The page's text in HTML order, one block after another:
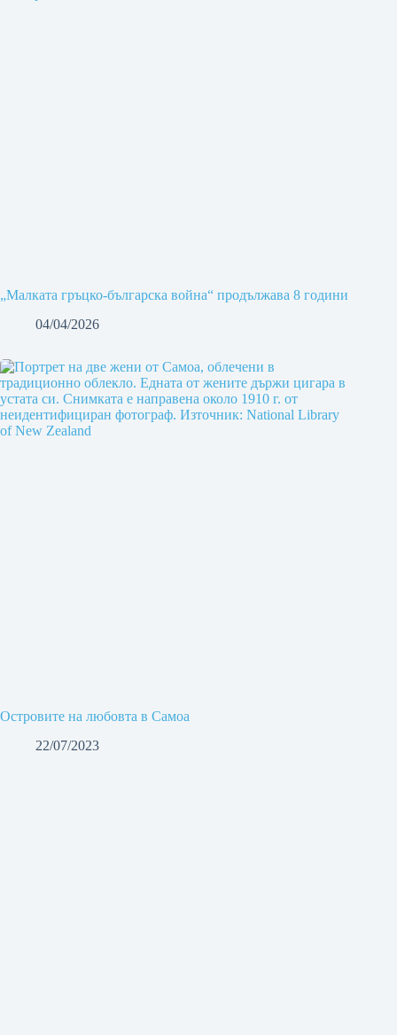
„Малката гръцко-българска война“ продължава 8 години
04/04/2026
Островите на любовта в Самоа
22/07/2023